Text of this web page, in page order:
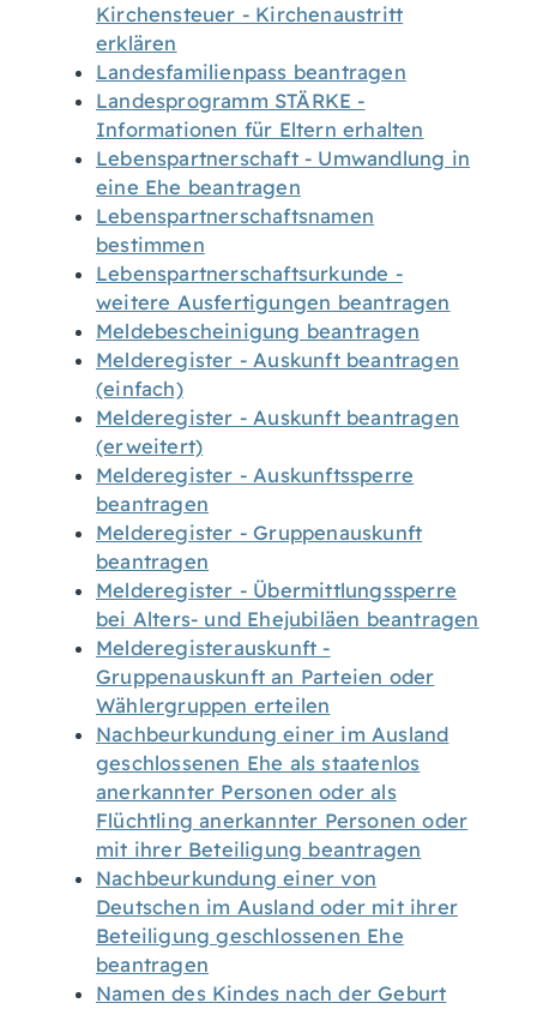
Kirchensteuer - Kirchenaustritt
erklären
Landesfamilienpass beantragen
Landesprogramm STÄRKE -
Informationen für Eltern erhalten
Lebenspartnerschaft - Umwandlung in
eine Ehe beantragen
Lebenspartnerschaftsnamen
bestimmen
Lebenspartnerschaftsurkunde -
weitere Ausfertigungen beantragen
Meldebescheinigung beantragen
Melderegister - Auskunft beantragen
(einfach)
Melderegister - Auskunft beantragen
(erweitert)
Melderegister - Auskunftssperre
beantragen
Melderegister - Gruppenauskunft
beantragen
Melderegister - Übermittlungssperre
bei Alters- und Ehejubiläen beantragen
Melderegisterauskunft -
Gruppenauskunft an Parteien oder
Wählergruppen erteilen
Nachbeurkundung einer im Ausland
geschlossenen Ehe als staatenlos
anerkannter Personen oder als
Flüchtling anerkannter Personen oder
mit ihrer Beteiligung beantragen
Nachbeurkundung einer von
Deutschen im Ausland oder mit ihrer
Beteiligung geschlossenen Ehe
beantragen
Namen des Kindes nach der Geburt